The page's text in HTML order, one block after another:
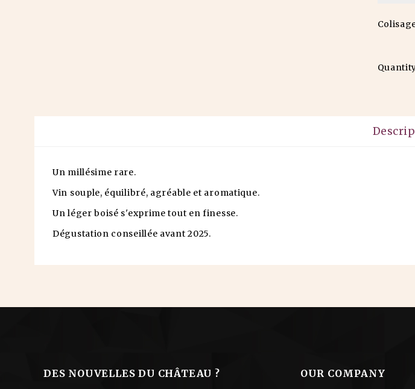
Un millésime rare.
Vin souple, équilibré, agréable et aromatique.
Un léger boisé s'exprime tout en finesse.
Dégustation conseillée avant 2025.
DES NOUVELLES DU CHÂTEAU ? OUR COMPANY